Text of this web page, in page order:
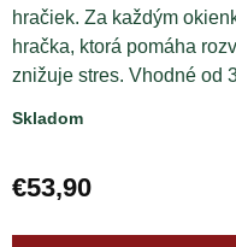
hračiek. Za každým
hračka, ktorá pomáha
znižuje stres. Vhodné od
Skladom
€53,90